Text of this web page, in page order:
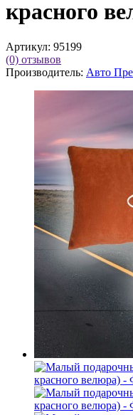
красного
Артикул: 95199
(0) отзывов
Производитель: Авто